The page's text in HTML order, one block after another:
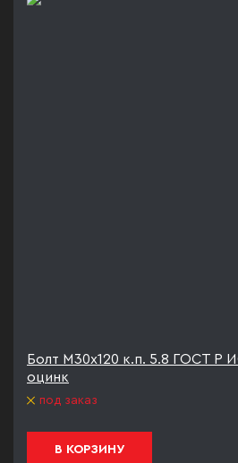
Болт М30х120 к.п. 5.8 ГОСТ Р
оцинк
под заказ
В КОРЗИНУ